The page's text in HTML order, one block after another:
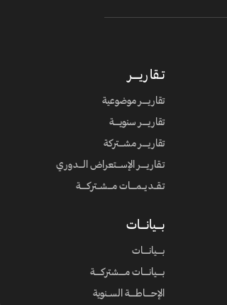
تــقاريـــــر
تقاريــــر موضوعية
تقاريــــر سنويــــة
تقاريــــر مشـــتركة
تـقاريــــر الإســـتعراض الـــدوري
تـقــديــمــــات مـــشــتركــــة
بــــيانــــات
بــــيانــــات
بــــيانــــات مــــشتركــــة
الإحــــاطــــة الســنوية